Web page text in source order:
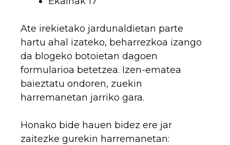
Ate irekietako jardunaldietan parte
hartu ahal izateko, beharrezkoa izango
da blogeko botoietan dagoen
formularioa betetzea. Izen-ematea
baieztatu ondoren, zuekin
harremanetan jarriko gara.
Honako bide hauen bidez ere jar
zaitezke gurekin harremanetan: